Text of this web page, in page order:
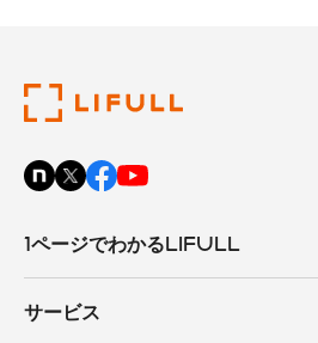
1ページでわかるLIFULL
サービス